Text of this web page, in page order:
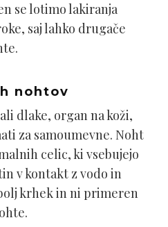
se lotimo lakiranja
saj lahko drugače
nohtov
dlake, organ na koži,
za samoumevne. Noht
celic, ki vsebujejo
v kontakt z vodo in
krhek in ni primeren